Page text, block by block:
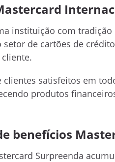
instituição com
setor de cartões de
clientes satisfeitos em
produtos
benefícios
Surpreenda